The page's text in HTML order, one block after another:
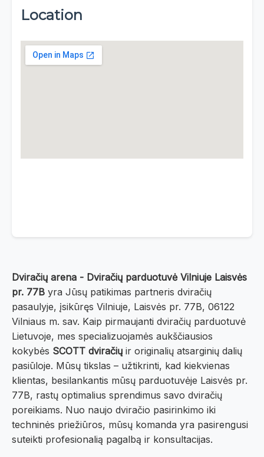
Location
Dviračių arena - Dviračių parduotuvė Vilniuje Laisvės
pr. 77B yra Jūsų patikimas partneris dviračių
pasaulyje, įsikūręs Vilniuje, Laisvės pr. 77B, 06122
Vilniaus m. sav. Kaip pirmaujanti dviračių parduotuvė
Lietuvoje, mes specializuojamės aukščiausios
kokybės SCOTT dviračių ir originalių atsarginių dalių
pasiūloje. Mūsų tikslas – užtikrinti, kad kiekvienas
klientas, besilankantis mūsų parduotuvėje Laisvės pr.
77B, rastų optimalius sprendimus savo dviračių
poreikiams. Nuo naujo dviračio pasirinkimo iki
techninės priežiūros, mūsų komanda yra pasirengusi
suteikti profesionalią pagalbą ir konsultacijas.